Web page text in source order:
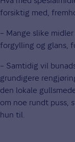
forsiktig med,
– Mange slike
forgylling og glans,
– Samtidig vil
grundigere
den lokale
om noe rundt puss,
hun til.